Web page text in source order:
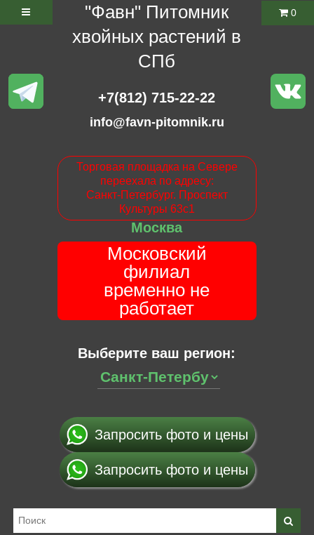
"Фавн" Питомник
хвойных растений в
СПб
+7(812) 715-22-22
info@favn-pitomnik.ru
Торговая площадка на Севере
переехала по адресу:
Санкт-Петербург. Проспект
Культуры 63с1
Москва
Московский
филиал
временно не
работает
Выберите ваш регион:
0
Запросить фото и цены
Запросить фото и цены